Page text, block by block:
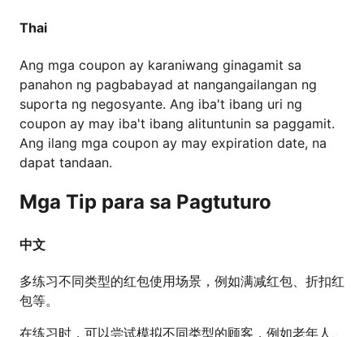
Thai
Ang mga coupon ay karaniwang ginagamit sa
panahon ng pagbabayad at nangangailangan ng
suporta ng negosyante. Ang iba't ibang uri ng
coupon ay may iba't ibang alituntunin sa paggamit.
Ang ilang mga coupon ay may expiration date, na
dapat tandaan.
Mga Tip para sa Pagtuturo
中文
多练习不同类型的红包使用场景，例如满减红包、折扣红
包等。
在练习时，可以尝试模拟不同类型的顾客，例如老年人、